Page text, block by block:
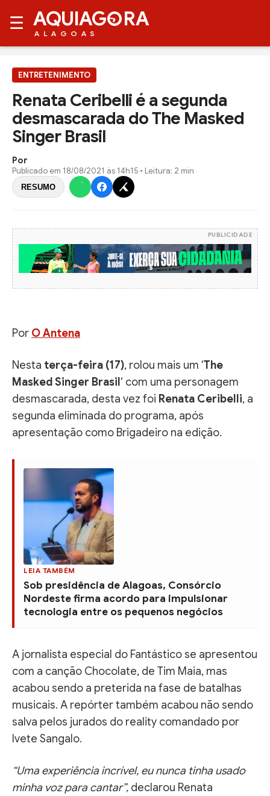
☰ AQUIAG RA
ALAGOAS
ENTRETENIMENTO
Renata Ceribelli é a segunda
desmascarada do The Masked
Singer Brasil
Por
Publicado em 18/08/2021 às 14h15 • Leitura: 2 min
RESUMO
PUBLICIDADE
Por O Antena
Nesta terça-feira (17), rolou mais um ‘The
Masked Singer Brasil ‘ com uma personagem
desmascarada, desta vez foi Renata Ceribelli, a
segunda eliminada do programa, após
apresentação como Brigadeiro na edição.
LEIA TAMBÉM
Sob presidência de Alagoas, Consórcio
Nordeste firma acordo para impulsionar
tecnologia entre os pequenos negócios
A jornalista especial do Fantástico se apresentou
com a canção Chocolate, de Tim Maia, mas
acabou sendo a preterida na fase de batalhas
musicais. A repórter também acabou não sendo
salva pelos jurados do reality comandado por
Ivete Sangalo.
“Uma experiência incrível, eu nunca tinha usado
minha voz para cantar”, declarou Renata